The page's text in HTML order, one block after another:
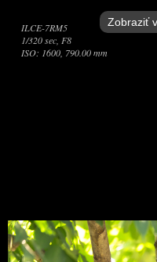
Zobraziť
ILCE-7RM5
1/320 sec, F8
ISO: 1600, 790.00 mm